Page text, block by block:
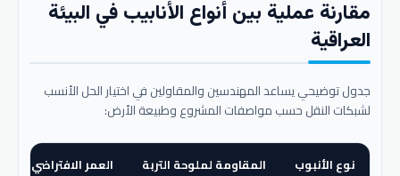
مقارنة عملية بين أنواع الأنابيب في البيئة
العراقية
جدول توضيحي يساعد المهندسين والمقاولين في اختيار الحل الأنسب
لشبكات النقل حسب مواصفات المشروع وطبيعة الأرض:
نوع الأنبوب المقاومة لملوحة التربة العمر الافتراضي